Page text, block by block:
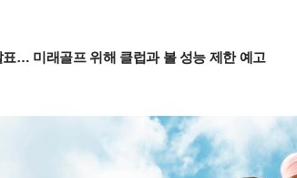
표… 미래골프 위해 클럽과 볼 성능 제한 예고